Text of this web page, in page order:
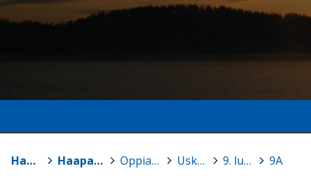
Haapajärvi Haapajärven yläaste > Oppiaineiden sivuja > Uskonto > 9. luokka > 9A